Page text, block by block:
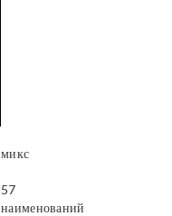
микс
57
наименований